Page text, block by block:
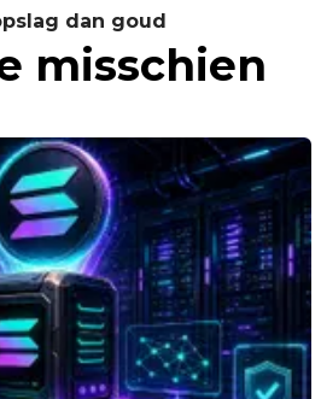
dan goud
misschien